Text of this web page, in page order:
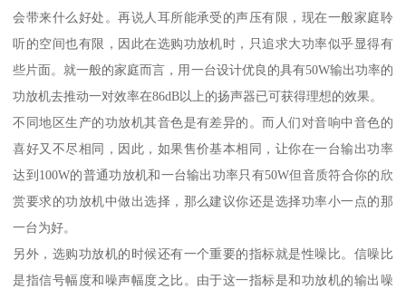
会带来什么好处。再说人耳所能承受的声压有限，现在一般家庭聆
听的空间也有限，因此在选购功放机时，只追求大功率似乎显得有
些片面。就一般的家庭而言，用一台设计优良的具有50W输出功率的
功放机去推动一对效率在86dB以上的扬声器已可获得理想的效果。
不同地区生产的功放机其音色是有差异的。而人们对音响中音色的
喜好又不尽相同，因此，如果售价基本相同，让你在一台输出功率
达到100W的普通功放机和一台输出功率只有50W但音质符合你的欣
赏要求的功放机中做出选择，那么建议你还是选择功率小一点的那
一台为好。
另外，选购功放机的时候还有一个重要的指标就是性噪比。信噪比
是指信号幅度和噪声幅度之比。由于这一指标是和功放机的输出噪